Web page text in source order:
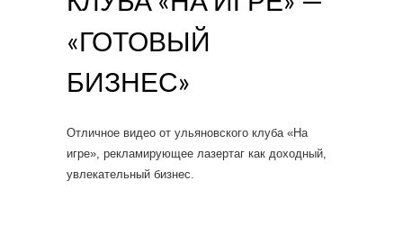
«ГОТОВЫЙ
БИЗНЕС»
Отличное видео от ульяновского клуба «На
игре», рекламирующее лазертаг как доходный,
увлекательный бизнес.